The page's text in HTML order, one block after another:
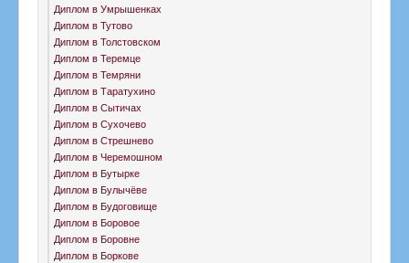
Диплом в Умрышенках
Диплом в Тутово
Диплом в Толстовском
Диплом в Теремце
Диплом в Темряни
Диплом в Таратухино
Диплом в Сытичах
Диплом в Сухочево
Диплом в Стрешнево
Диплом в Черемошном
Диплом в Бутырке
Диплом в Булычёве
Диплом в Будоговище
Диплом в Боровое
Диплом в Боровне
Диплом в Боркове